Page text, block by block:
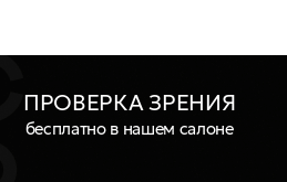
ПРОВЕРКА ЗРЕНИЯ
бесплатно в нашем салоне